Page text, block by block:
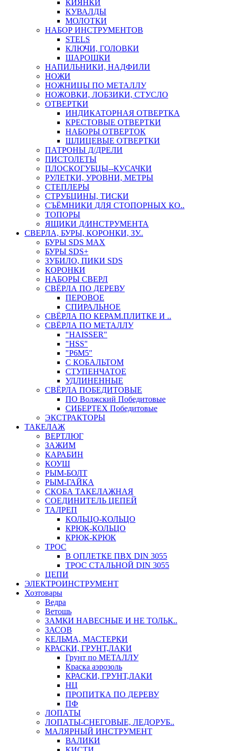
КИЯНКИ
КУВАЛДЫ
МОЛОТКИ
НАБОР ИНСТРУМЕНТОВ
STELS
КЛЮЧИ, ГОЛОВКИ
ШАРОШКИ
НАПИЛЬНИКИ, НАДФИЛИ
НОЖИ
НОЖНИЦЫ ПО МЕТАЛЛУ
НОЖОВКИ, ЛОБЗИКИ, СТУСЛО
ОТВЕРТКИ
ИНДИКАТОРНАЯ ОТВЕРТКА
КРЕСТОВЫЕ ОТВЕРТКИ
НАБОРЫ ОТВЕРТОК
ШЛИЦЕВЫЕ ОТВЕРТКИ
ПАТРОНЫ Д/ДРЕЛИ
ПИСТОЛЕТЫ
ПЛОСКОГУБЦЫ--КУСАЧКИ
РУЛЕТКИ, УРОВНИ, МЕТРЫ
СТЕПЛЕРЫ
СТРУБЦИНЫ, ТИСКИ
СЪЁМНИКИ ДЛЯ СТОПОРНЫХ КО..
ТОПОРЫ
ЯЩИКИ Д/ИНСТРУМЕНТА
СВЕРЛА, БУРЫ, КОРОНКИ, ЗУ..
БУРЫ SDS MAX
БУРЫ SDS+
ЗУБИЛО, ПИКИ SDS
КОРОНКИ
НАБОРЫ СВЕРЛ
СВЁРЛА ПО ДЕРЕВУ
ПЕРОВОЕ
СПИРАЛЬНОЕ
СВЁРЛА ПО КЕРАМ.ПЛИТКЕ И ..
СВЁРЛА ПО МЕТАЛЛУ
"HAISSER"
"HSS"
"Р6М5"
С КОБАЛЬТОМ
СТУПЕНЧАТОЕ
УДЛИНЕННЫЕ
СВЁРЛА ПОБЕДИТОВЫЕ
ПО Волжский Победитовые
СИБЕРТЕХ Победитовые
ЭКСТРАКТОРЫ
ТАКЕЛАЖ
ВЕРТЛЮГ
ЗАЖИМ
КАРАБИН
КОУШ
РЫМ-БОЛТ
РЫМ-ГАЙКА
СКОБА ТАКЕЛАЖНАЯ
СОЕДИНИТЕЛЬ ЦЕПЕЙ
ТАЛРЕП
КОЛЬЦО-КОЛЬЦО
КРЮК-КОЛЬЦО
КРЮК-КРЮК
ТРОС
В ОПЛЕТКЕ ПВХ DIN 3055
ТРОС СТАЛЬНОЙ DIN 3055
ЦЕПИ
ЭЛЕКТРОИНСТРУМЕНТ
Хозтовары
Ведра
Ветошь
ЗАМКИ НАВЕСНЫЕ И НЕ ТОЛЬК..
ЗАСОВ
КЕЛЬМА, МАСТЕРКИ
КРАСКИ, ГРУНТ,ЛАКИ
Грунт по МЕТАЛЛУ
Краска аэрозоль
КРАСКИ, ГРУНТ,ЛАКИ
НЦ
ПРОПИТКА ПО ДЕРЕВУ
ПФ
ЛОПАТЫ
ЛОПАТЫ-СНЕГОВЫЕ, ЛЕДОРУБ..
МАЛЯРНЫЙ ИНСТРУМЕНТ
ВАЛИКИ